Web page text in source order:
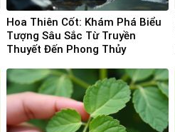
Hoa Thiên Cốt: Khám Phá Biểu
Tượng Sâu Sắc Từ Truyền
Thuyết Đến Phong Thủy